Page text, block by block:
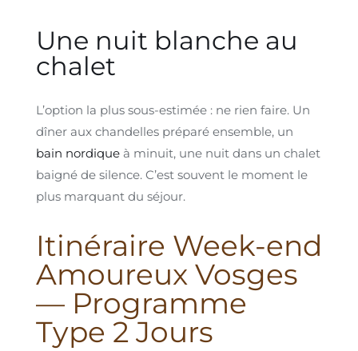
Une nuit blanche au
chalet
L’option la plus sous-estimée : ne rien faire. Un
dîner aux chandelles préparé ensemble, un
bain nordique à minuit, une nuit dans un chalet
baigné de silence. C’est souvent le moment le
plus marquant du séjour.
Itinéraire Week-end
Amoureux Vosges
— Programme
Type 2 Jours